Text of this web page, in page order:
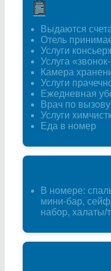
Выдаются
Отель
Услуги
Услуга
Камера
Услуги
Ежедневная
Врач по
Услуги
Еда в номер
В номере:
мини-бар,
набор, халаты/